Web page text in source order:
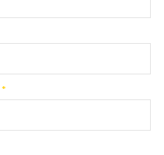
*